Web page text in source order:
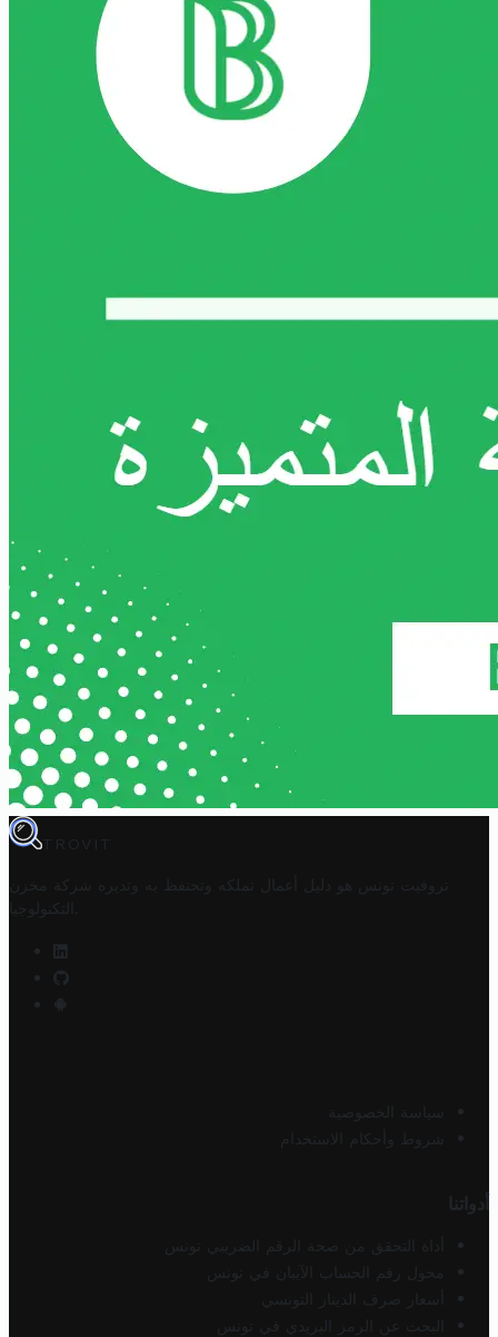
TROVIT
تروفيت تونس هو دليل أعمال تملكه وتحتفظ به وتديره
شركة مخزن
التكنولوجيا
سياسة الخصوصية
شروط وأحكام الاستخدام
أدواتنا
أداة التحقق من صحة الرقم الضريبي تونس
محول رقم الحساب الآيبان في تونس
أسعار صرف الدينار التونسي
البحث عن الرمز البريدي في تونس